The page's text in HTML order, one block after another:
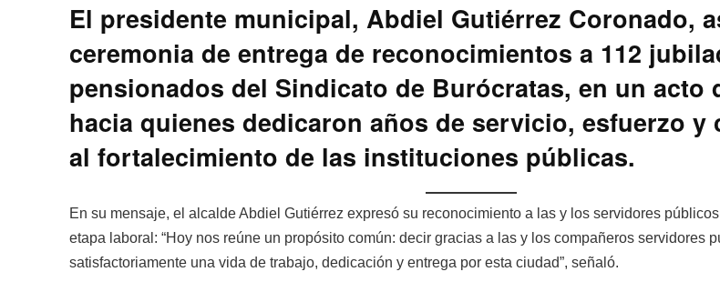
El presidente municipal, Abdiel Gutiérrez Coronado,
ceremonia de entrega de reconocimientos a 112
pensionados del Sindicato de Burócratas, en un acto
hacia quienes dedicaron años de servicio, esfuerzo y
al fortalecimiento de las instituciones públicas.
En su mensaje, el alcalde Abdiel Gutiérrez expresó su reconocimiento a las y los servidores
etapa laboral: “Hoy nos reúne un propósito común: decir gracias a las y los compañeros servidores
satisfactoriamente una vida de trabajo, dedicación y entrega por esta ciudad”, señaló.